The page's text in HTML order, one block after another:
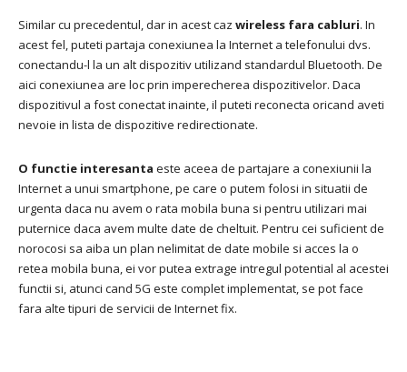
Similar cu precedentul, dar in acest caz wireless fara cabluri. In
acest fel, puteti partaja conexiunea la Internet a telefonului dvs.
conectandu-l la un alt dispozitiv utilizand standardul Bluetooth. De
aici conexiunea are loc prin imperecherea dispozitivelor. Daca
dispozitivul a fost conectat inainte, il puteti reconecta oricand aveti
nevoie in lista de dispozitive redirectionate.
O functie interesanta este aceea de partajare a conexiunii la
Internet a unui smartphone, pe care o putem folosi in situatii de
urgenta daca nu avem o rata mobila buna si pentru utilizari mai
puternice daca avem multe date de cheltuit. Pentru cei suficient de
norocosi sa aiba un plan nelimitat de date mobile si acces la o
retea mobila buna, ei vor putea extrage intregul potential al acestei
functii si, atunci cand 5G este complet implementat, se pot face
fara alte tipuri de servicii de Internet fix.